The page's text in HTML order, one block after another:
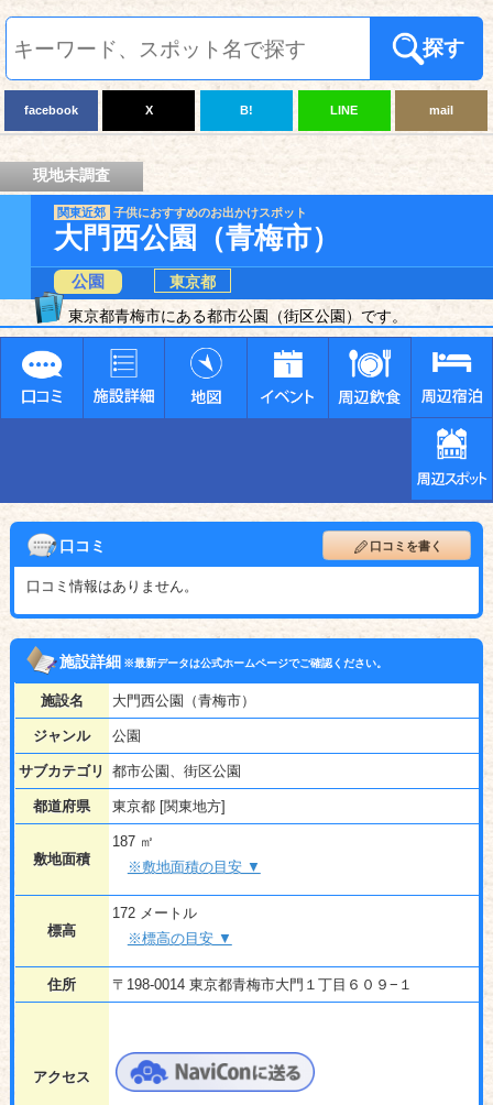
探す
facebook X B! LINE mail
現地未調査
関東近郊 子供におすすめのお出かけスポット
大門西公園（青梅市）
公園
東京都
東京都青梅市にある都市公園（街区公園）です。
口コミ 口コミを書く
口コミ情報はありません。
施設詳細※最新データは公式ホームページでご確認ください。
施設名 大門西公園（青梅市）
ジャンル 公園
サブカテゴリ 都市公園、街区公園
都道府県 東京都 [関東地方]
敷地面積
187 ㎡
※敷地面積の目安 ▼
標高
172 メートル
※標高の目安 ▼
住所 〒198-0014 東京都青梅市大門１丁目６０９−１
アクセス